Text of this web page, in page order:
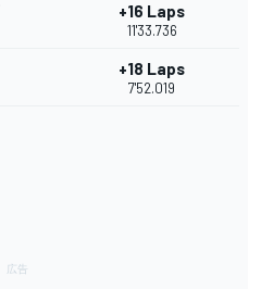
+16 Laps
11'33.736
+18 Laps
7'52.019